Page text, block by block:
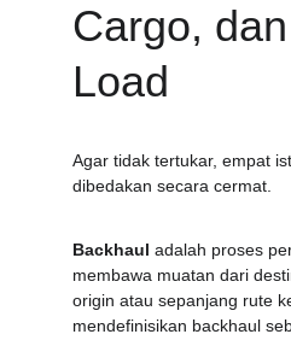
Cargo,
Load
Agar tidak tertukar, empat
dibedakan secara cermat.
Backhaul adalah proses
membawa muatan dari
origin atau sepanjang rute
mendefinisikan backhaul